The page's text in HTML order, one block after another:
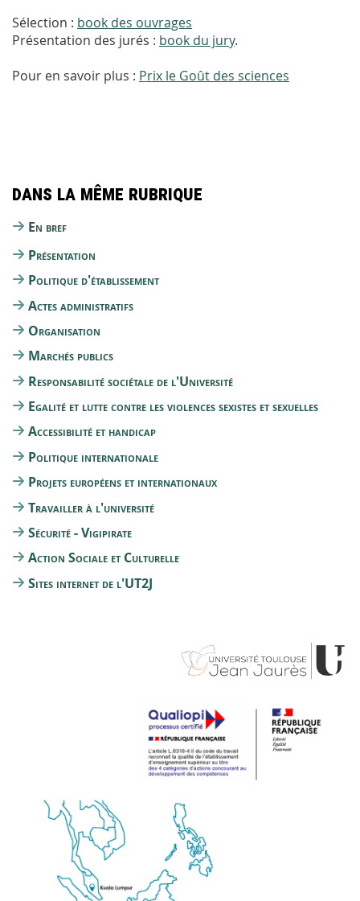
Sélection : book des ouvrages
Présentation des jurés : book du jury.
Pour en savoir plus : Prix le Goût des sciences
Dans la même rubrique
En bref
Présentation
Politique d'établissement
Actes administratifs
Organisation
Marchés publics
Responsabilité sociétale de l'Université
Egalité et lutte contre les violences sexistes et sexuelles
Accessibilité et handicap
Politique internationale
Projets européens et internationaux
Travailler à l'université
Sécurité - Vigipirate
Action Sociale et Culturelle
Sites internet de l'UT2J